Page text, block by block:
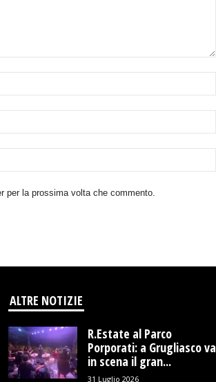
per la prossima volta che commento.
ALTRE NOTIZIE
R.Estate al Parco
Porporati: a Grugliasco va
in scena il gran...
31 Luglio 2026